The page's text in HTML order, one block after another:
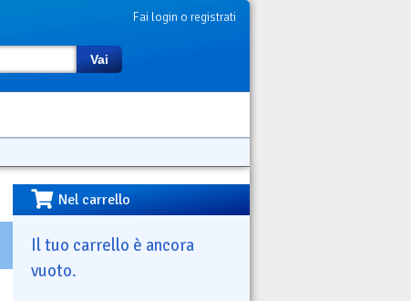
Fai login o registrati
Vai
Nel carrello
Il tuo carrello è ancora
vuoto.